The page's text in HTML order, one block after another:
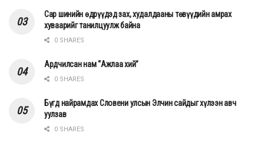
Сар шинийн өдрүүдэд зах, худалдааны төвүүдийн амрах
хуваарийг танилцуулж байна
0 SHARES
Ардчилсан нам “Ажлаа хий”
0 SHARES
Бүгд найрамдах Словени улсын Элчин сайдыг хүлээн авч
уулзав
0 SHARES